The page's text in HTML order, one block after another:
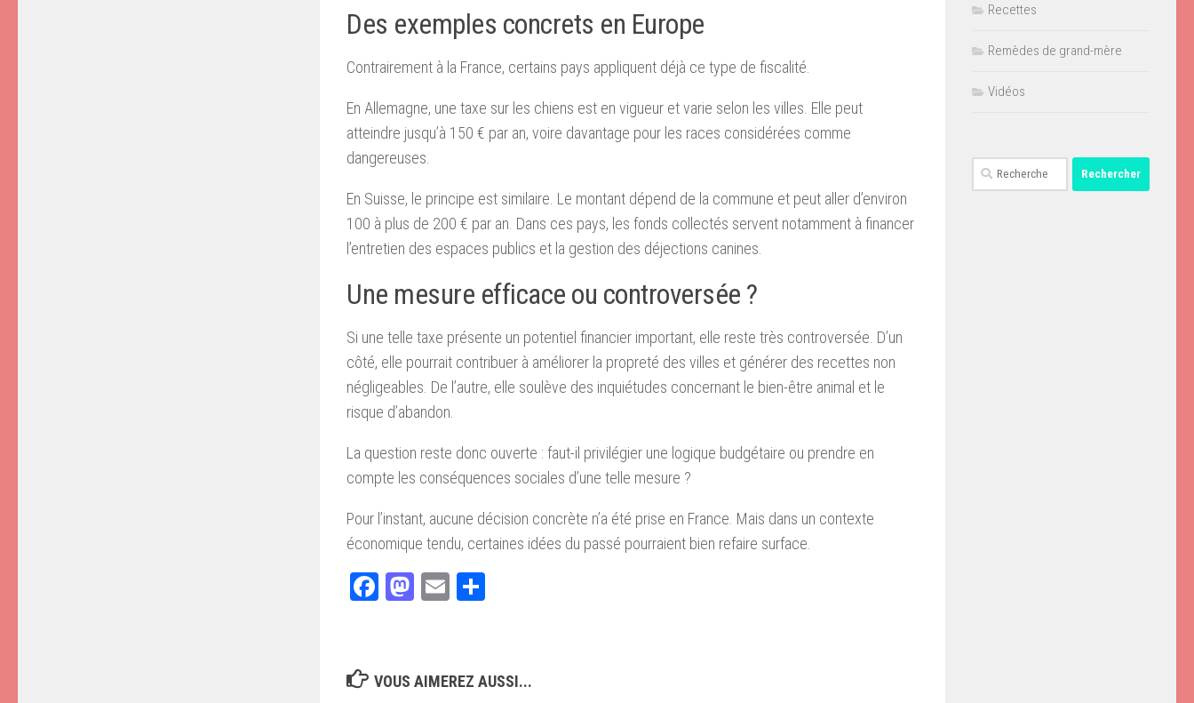
Des exemples concrets en Europe
Contrairement à la France, certains pays appliquent déjà ce type de fiscalité.
En Allemagne, une taxe sur les chiens est en vigueur et varie selon les villes. Elle peut
atteindre jusqu’à 150 € par an, voire davantage pour les races considérées comme
dangereuses.
En Suisse, le principe est similaire. Le montant dépend de la commune et peut aller d’environ
100 à plus de 200 € par an. Dans ces pays, les fonds collectés servent notamment à financer
l’entretien des espaces publics et la gestion des déjections canines.
Une mesure efficace ou controversée ?
Si une telle taxe présente un potentiel financier important, elle reste très controversée. D’un
côté, elle pourrait contribuer à améliorer la propreté des villes et générer des recettes non
négligeables. De l’autre, elle soulève des inquiétudes concernant le bien-être animal et le
risque d’abandon.
La question reste donc ouverte : faut-il privilégier une logique budgétaire ou prendre en
compte les conséquences sociales d’une telle mesure ?
Pour l’instant, aucune décision concrète n’a été prise en France. Mais dans un contexte
économique tendu, certaines idées du passé pourraient bien refaire surface.
Facebook
Mastodon
Email
VOUS AIMEREZ AUSSI...
Recettes
Remèdes de grand-mère
Vidéos
Rechercher :